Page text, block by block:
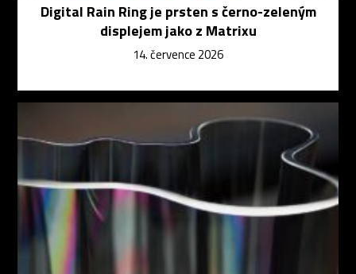
Digital Rain Ring je prsten s černo-zeleným
displejem jako z Matrixu
14. července 2026